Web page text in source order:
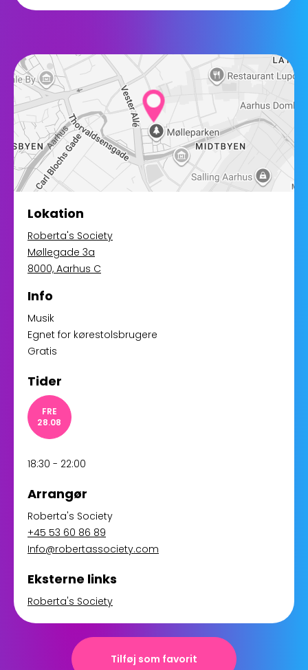
Lokation
Roberta's Society
Møllegade 3a
8000, Aarhus C
Info
Musik
Egnet for kørestolsbrugere
Gratis
Tider
FRE
28.08
18:30 - 22:00
Arrangør
Roberta's Society
+45 53 60 86 89
Info@robertassociety.com
Eksterne links
Roberta's Society
Tilføj som favorit